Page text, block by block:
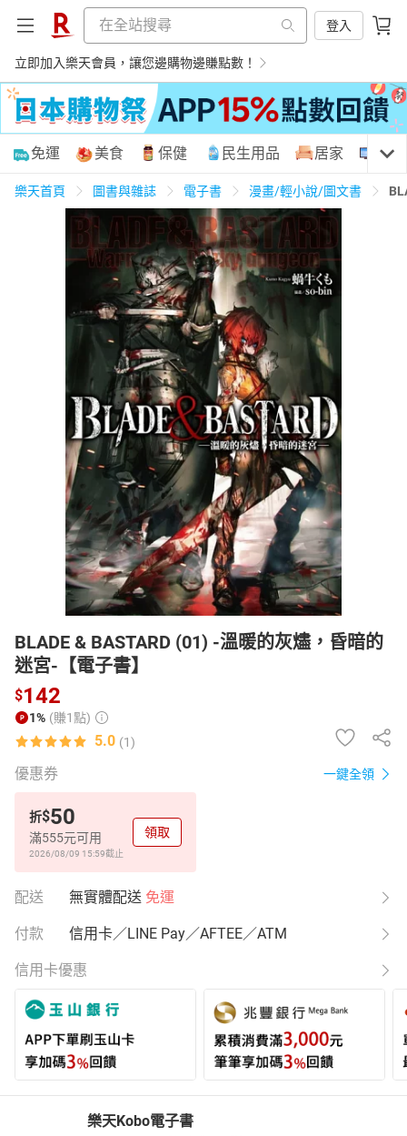
登入
立即加入樂天會員，讓您邊購物邊賺點數！
購物網分類
美食蛋糕 養生保健 民生用品
居家生活 3C家電 運動休閒 親子玩具
女裝 男裝 化妝保養 情趣用品
日本購物 電子/紙本書
HOT
免運 美食 保健 民生用品 居家 3C
樂天首頁 圖書與雜誌 電子書 漫畫/輕小說/圖文書
BLADE & BASTARD (01) -溫暖的灰燼，昏暗的
迷宮-【電子書】
$142
1% (賺1點)
5.0 (1)
優惠券 一鍵全領
折$50
滿555元可用
2026/08/09 15:59截止
領取
配送 無實體配送 免運
付款 信用卡／LINE Pay／AFTEE／ATM
信用卡優惠
樂天Kobo電子書